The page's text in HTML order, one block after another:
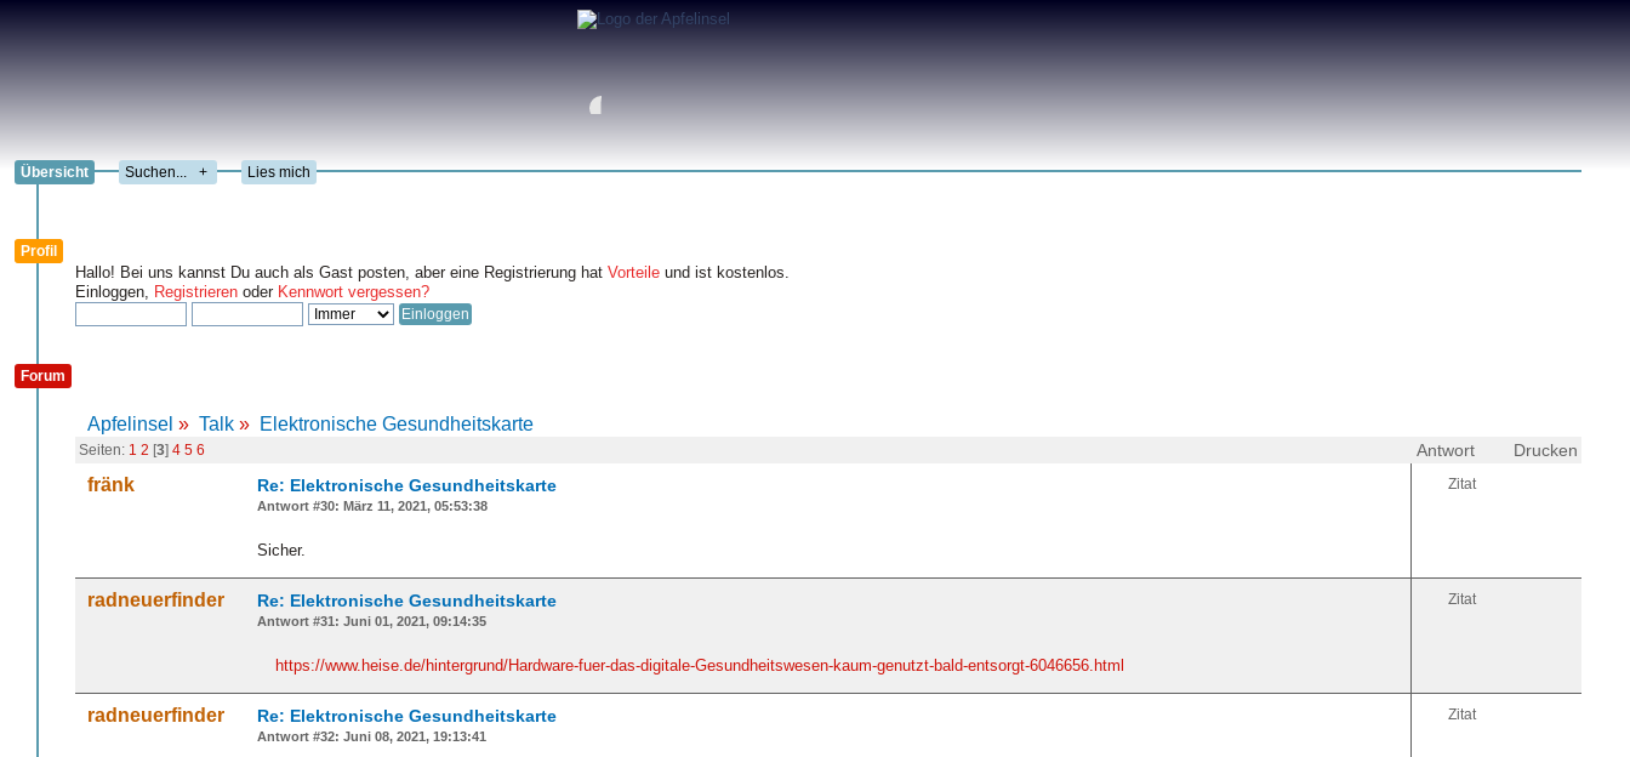
Übersicht + Lies mich
Profil
Hallo! Bei uns kannst Du auch als Gast posten, aber eine Registrierung hat Vorteile und ist kostenlos.
Einloggen, Registrieren oder Kennwort vergessen?
Forum
Apfelinsel » Talk » Elektronische Gesundheitskarte
Antwort Drucken
Seiten: 1 2 [3] 4 5 6
fränk Zitat
Re: Elektronische Gesundheitskarte
Antwort #30: März 11, 2021, 05:53:38
Sicher.
radneuerfinder Zitat
Re: Elektronische Gesundheitskarte
Antwort #31: Juni 01, 2021, 09:14:35
https://www.heise.de/hintergrund/Hardware-fuer-das-digitale-Gesundheitswesen-kaum-genutzt-bald-entsorgt-6046656.html
radneuerfinder Zitat
Re: Elektronische Gesundheitskarte
Antwort #32: Juni 08, 2021, 19:13:41